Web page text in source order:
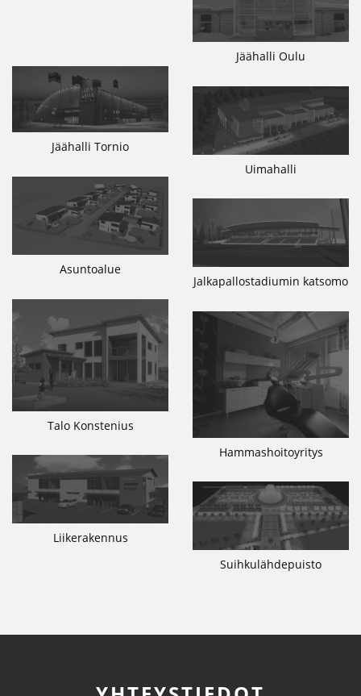
Jäähalli Oulu
Jäähalli Tornio
Uimahalli
Asuntoalue
Jalkapallostadiumin katsomo
Talo Konstenius
Hammashoitoyritys
Liikerakennus
Suihkulähdepuisto